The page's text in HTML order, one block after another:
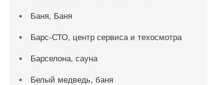
Баня, Баня
Барс-СТО, центр сервиса и техосмотра
Барселона, сауна
Белый медведь, баня